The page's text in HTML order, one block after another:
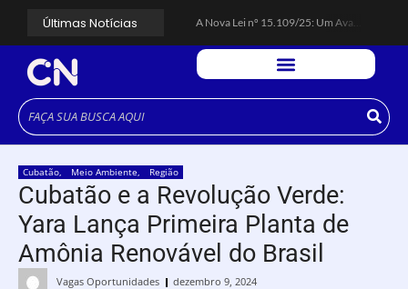
Últimas Notícias
A Nova Lei nº 15.109/25: Um Avanço na Garantia dos Honorários Advocatícios.
Espingarda roubada de agentes de segurança ferroviária é recuperada na Vila Esperança.
Polícia Rodoviária resgata bicho-preguiça na Rodovia dos Imigrantes, em Cubatão.
Cubatão tem vasta programação no Mês da Mulher: atividades começam nesta sexta (7).
Vigilantes são atacados por criminosos armados durante escolta de carga na Vila Esperança.
Cubatão Meio Ambiente Região
Cubatão e a Revolução Verde:
Yara Lança Primeira Planta de
Amônia Renovável do Brasil
Vagas Oportunidades dezembro 9, 2024